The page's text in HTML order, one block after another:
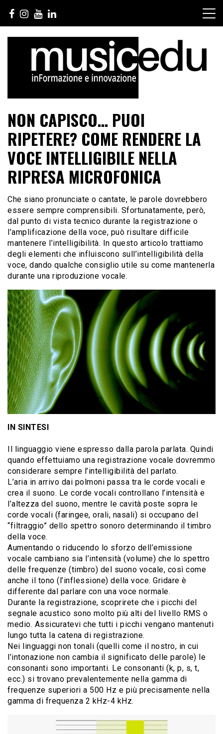
contenuto
NON CAPISCO… PUOI
RIPETERE? COME RENDERE LA
VOCE INTELLIGIBILE NELLA
RIPRESA MICROFONICA
Che siano pronunciate o cantate, le parole dovrebbero
essere sempre comprensibili. Sfortunatamente, però,
dal punto di vista tecnico durante la registrazione o
l’amplificazione della voce, può risultare difficile
mantenere l’intelligibilità. In questo articolo trattiamo
degli elementi che influiscono sull’intelligibilità della
voce, dando qualche consiglio utile su come mantenerla
durante una riproduzione vocale.
IN SINTESI
Il linguaggio viene espresso dalla parola parlata. Quindi
quando effettuiamo una registrazione vocale dovremmo
considerare sempre l’intelligibilità del parlato.
L’aria in arrivo dai polmoni passa tra le corde vocali e
crea il suono. Le corde vocali controllano l’intensità e
l’altezza del suono, mentre le cavità poste sopra le
corde vocali (faringee, orali, nasali) si occupano del
“filtraggio” dello spettro sonoro determinando il timbro
della voce.
Aumentando o riducendo lo sforzo dell’emissione
vocale cambiano sia l’intensità (volume) che lo spettro
delle frequenze (timbro) del suono vocale, così come
anche il tono (l’inflessione) della voce. Gridare è
differente dal parlare con una voce normale.
Durante la registrazione, scoprirete che i picchi del
segnale acustico sono molto più alti del livello RMS o
medio. Assicuratevi che tutti i picchi vengano mantenuti
lungo tutta la catena di registrazione.
Nei linguaggi non tonali (quelli come il nostro, in cui
l’intonazione non cambia il significato delle parole) le
consonanti sono importanti. Le consonanti (k, p, s, t,
ecc.) si trovano prevalentemente nella gamma di
frequenze superiori a 500 Hz e più precisamente nella
gamma di frequenza 2 kHz-4 kHz.